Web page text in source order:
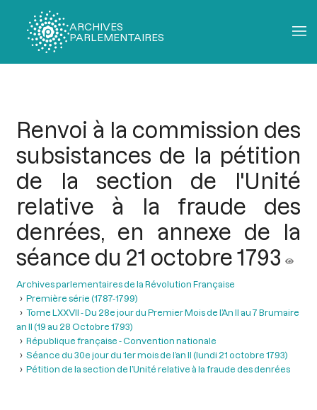
ARCHIVES
PARLEMENTAIRES
Renvoi à la commission des
subsistances de la pétition
de la section de l'Unité
relative à la fraude des
denrées, en annexe de la
séance du 21 octobre 1793
Archives parlementaires de la Révolution Française
Première série (1787-1799)
Tome LXXVII - Du 28e jour du Premier Mois de l’An II au 7 Brumaire
an II (19 au 28 Octobre 1793)
République française - Convention nationale
Séance du 30e jour du 1er mois de l’an II (lundi 21 octobre 1793)
Pétition de la section de l’Unité relative à la fraude des denrées